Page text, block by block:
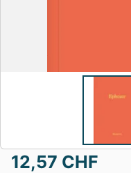
12,57 CHF